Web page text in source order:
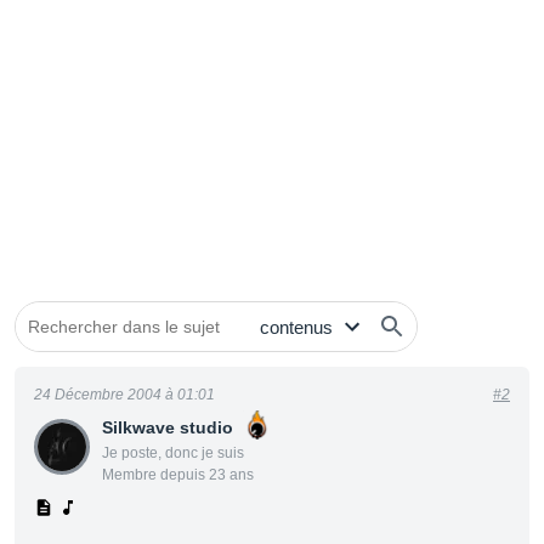
Silkwave studio
Je poste, donc je suis
Membre depuis 23 ans
24 Décembre 2004 à 01:01 #2